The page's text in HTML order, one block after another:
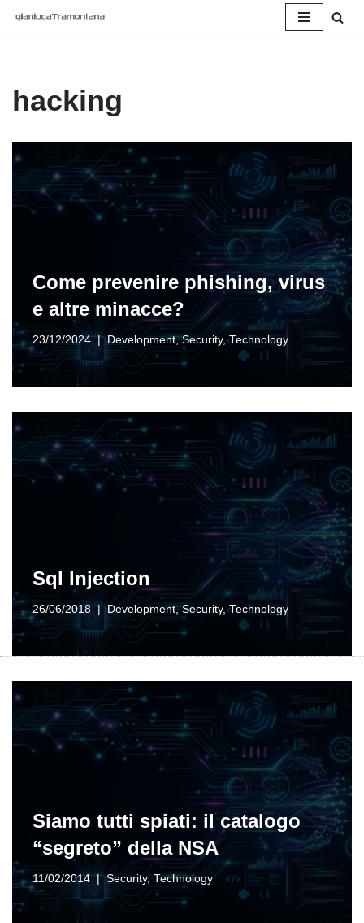
hacking
Come prevenire phishing, virus
e altre minacce?
23/12/2024 Development,Security,Technology
Sql Injection
26/06/2018 Development,Security,Technology
Siamo tutti spiati: il catalogo
“segreto” della NSA
11/02/2014 Security, Technology